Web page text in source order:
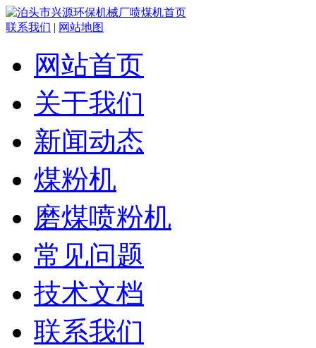
联系我们 | 网站地图
网站首页
关于我们
新闻动态
煤粉机
磨煤喷粉机
常见问题
技术文档
联系我们